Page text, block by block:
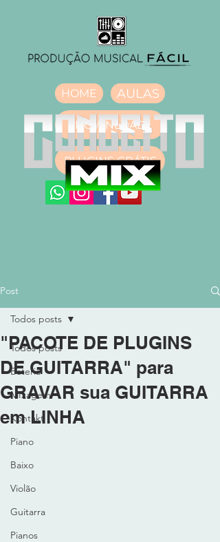
HOME AULAS
DOWNLOAD
PLUGINS GRÁTIS
Post
Todos posts
Bateria
MIxagem
Kontakt
Piano
Baixo
Violão
Guitarra
Pianos
Todos posts
"PACOTE DE PLUGINS
DE GUITARRA" para
GRAVAR sua GUITARRA
em LINHA